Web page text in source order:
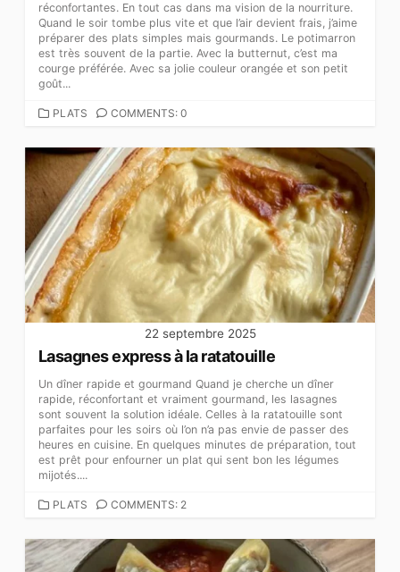
réconfortantes. En tout cas dans ma vision de la nourriture.
Quand le soir tombe plus vite et que l’air devient frais, j’aime
préparer des plats simples mais gourmands. Le potimarron
est très souvent de la partie. Avec la butternut, c’est ma
courge préférée. Avec sa jolie couleur orangée et son petit
goût...
CATEGORIES
PLATS COMMENTS: 0
22 septembre 2025
Lasagnes express à la ratatouille
Un dîner rapide et gourmand Quand je cherche un dîner
rapide, réconfortant et vraiment gourmand, les lasagnes
sont souvent la solution idéale. Celles à la ratatouille sont
parfaites pour les soirs où l’on n’a pas envie de passer des
heures en cuisine. En quelques minutes de préparation, tout
est prêt pour enfourner un plat qui sent bon les légumes
mijotés....
CATEGORIES
PLATS COMMENTS: 2